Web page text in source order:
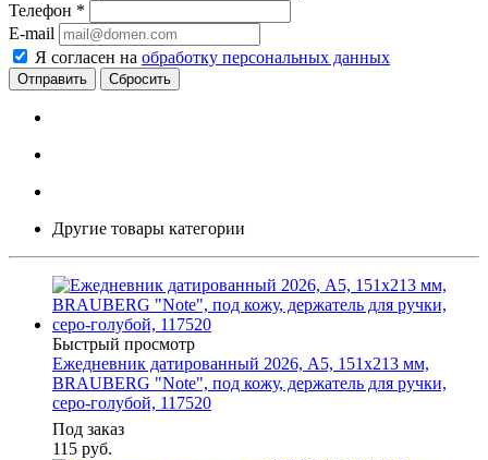
Телефон *
E-mail
Я согласен на обработку персональных данных
Сбросить
Другие товары категории
Быстрый просмотр
Ежедневник датированный 2026, А5, 151х213 мм,
BRAUBERG "Note", под кожу, держатель для ручки,
серо-голубой, 117520
Под заказ
115 руб.